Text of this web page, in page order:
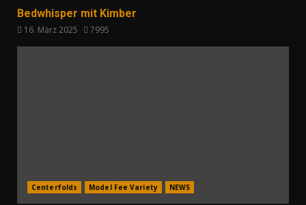
Bedwhisper mit Kimber
16. März 2025 7995
Centerfolds Model Fee Variety NEWS